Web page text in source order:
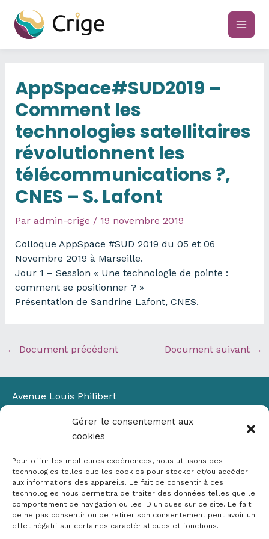
Gérer le consentement aux
cookies
Pour offrir les meilleures expériences, nous utilisons des
technologies telles que les cookies pour stocker et/ou accéder
aux informations des appareils. Le fait de consentir à ces
technologies nous permettra de traiter des données telles que le
comportement de navigation ou les ID uniques sur ce site. Le fait
de ne pas consentir ou de retirer son consentement peut avoir un
effet négatif sur certaines caractéristiques et fonctions.
contenu
main
AppSpace#SUD2019 –
Comment les
technologies satellitaires
révolutionnent les
télécommunications ?,
CNES – S. Lafont
Par admin-crige / 19 novembre 2019
Colloque AppSpace #SUD 2019 du 05 et 06
Novembre 2019 à Marseille.
Jour 1 – Session « Une technologie de pointe :
comment se positionner ? »
Présentation de Sandrine Lafont, CNES.
← Document précédent Document suivant →
Avenue Louis Philibert
Bâtiment Laennec
13100 Aix-en-Provence
✉ contact@crige-paca.org